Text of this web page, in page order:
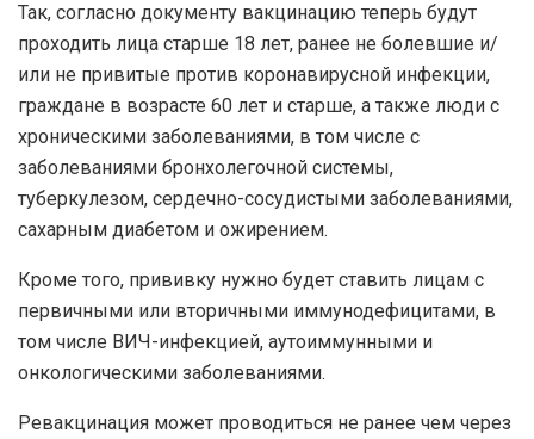
Так, согласно документу вакцинацию теперь будут
проходить лица старше 18 лет, ранее не болевшие и/
или не привитые против коронавирусной инфекции,
граждане в возрасте 60 лет и старше, а также люди с
хроническими заболеваниями, в том числе с
заболеваниями бронхолегочной системы,
туберкулезом, сердечно-сосудистыми заболеваниями,
сахарным диабетом и ожирением.
Кроме того, прививку нужно будет ставить лицам с
первичными или вторичными иммунодефицитами, в
том числе ВИЧ-инфекцией, аутоиммунными и
онкологическими заболеваниями.
Ревакцинация может проводиться не ранее чем через